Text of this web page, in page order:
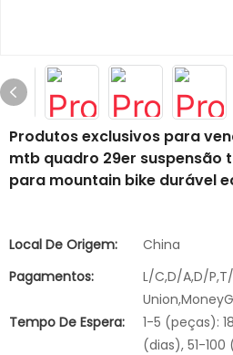
Produtos exclusivos para
mtb quadro 29er suspensão
para mountain bike durável
Local De Origem:
China
Pagamentos:
L/C,D/A,D/
Tempo De Espera:
1-5 (peças):
(dias), 51-